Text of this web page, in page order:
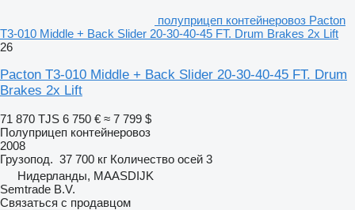
полуприцеп контейнеровоз Pacton
T3-010 Middle + Back Slider 20-30-40-45 FT. Drum Brakes 2x Lift
26
Pacton T3-010 Middle + Back Slider 20-30-40-45 FT. Drum
Brakes 2x Lift
71 870 TJS 6 750 € ≈ 7 799 $
Полуприцеп контейнеровоз
2008
Грузопод. 37 700 кг Количество осей 3
Нидерланды, MAASDIJK
Semtrade B.V.
Связаться с продавцом